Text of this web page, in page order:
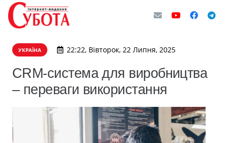
УКРАЇНА 22:22, Вівторок, 22 Липня, 2025
CRM-система для виробництва
– переваги використання